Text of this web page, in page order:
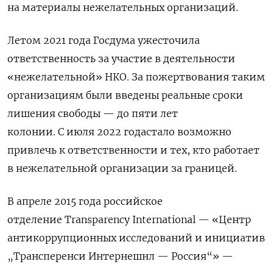
на материалы нежелательных организаций.
Летом 2021 года Госдума ужесточила
ответственность за участие в деятельности
«нежелательной» НКО. За пожертвования таким
организациям были введены реальные сроки
лишения свободы — до пяти лет
колонии. С июля 2022 годастало возможно
привлечь к ответственности и тех, кто работает
в нежелательной организации за границей.
В апреле 2015 года российское
отделение Transparеncy International — «Центр
антикоррупционных исследований и инициатив
„Трансперенси Интернешнл — Россия“» —